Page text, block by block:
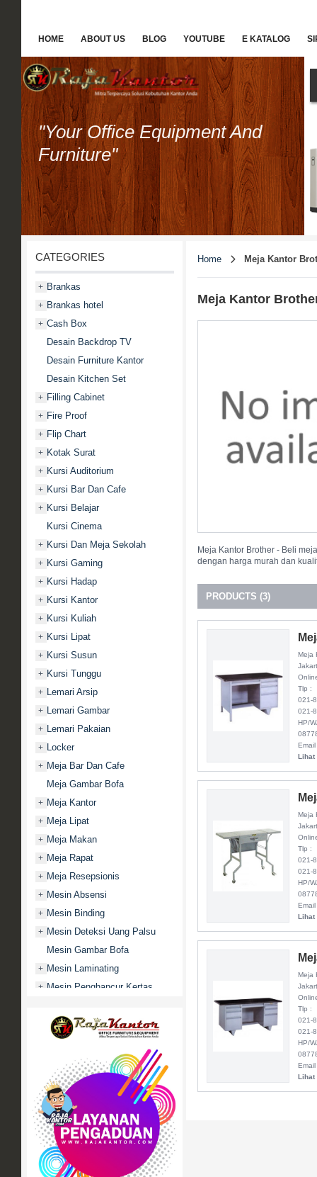
HOME ABOUT US BLOG YOUTUBE E KATALOG
"Your Office Equipment And
Furniture"
CATEGORIES
+ Brankas
+ Brankas hotel
+ Cash Box
Desain Backdrop TV
Desain Furniture Kantor
Desain Kitchen Set
+ Filling Cabinet
+ Fire Proof
+ Flip Chart
+ Kotak Surat
+ Kursi Auditorium
+ Kursi Bar Dan Cafe
+ Kursi Belajar
Kursi Cinema
+ Kursi Dan Meja Sekolah
+ Kursi Gaming
+ Kursi Hadap
+ Kursi Kantor
+ Kursi Kuliah
+ Kursi Lipat
+ Kursi Susun
+ Kursi Tunggu
+ Lemari Arsip
+ Lemari Gambar
+ Lemari Pakaian
+ Locker
+ Meja Bar Dan Cafe
Meja Gambar Bofa
+ Meja Kantor
+ Meja Lipat
+ Meja Makan
+ Meja Rapat
+ Meja Resepsionis
+ Mesin Absensi
+ Mesin Binding
+ Mesin Deteksi Uang Palsu
Mesin Gambar Bofa
+ Mesin Laminating
+ Mesin Penghancur Kertas
Mobile File / Roll O Pack
Movitex
Paper Cutter
Partisi Kantor
Promo
+ Rak Serbaguna
+ Ranjang Besi
+ Sofa Kantor
+ Springbed
Home Meja Kantor
Meja Kantor
Meja Kantor Brother - Beli
dengan harga murah dan
PRODUCTS (3)
Meja
Tlp :
021-
021-
HP/
Lihat
Meja
Tlp :
021-
021-
HP/
Lihat
Meja
Tlp :
021-
021-
HP/
Lihat